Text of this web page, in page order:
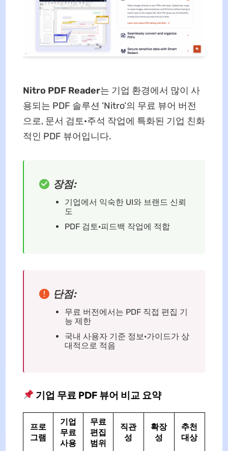
Nitro PDF Reader는 기업 환경에서 많이 사
용되는 PDF 솔루션 ‘Nitro’의 무료 뷰어 버전
으로, 문서 검토·주석 작업에 특화된 기업 친화
적인 PDF 뷰어입니다.
장점:
기업에서 익숙한 UI와 브랜드 신뢰
도
PDF 검토·피드백 작업에 적합
단점:
무료 버전에서는 PDF 직접 편집 기
능 제한
국내 사용자 기준 정보·가이드가 상
대적으로 적음
기업 무료 PDF 뷰어 비교 요약
프로
그램
기업
무료
사용
무료
편집
범위
직관
성
확장
성
추천
대상